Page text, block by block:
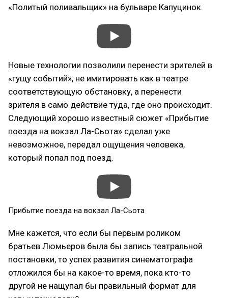
«Политый поливальщик» на бульваре Капуцинок.
Новые технологии позволили перенести зрителей в
«гущу событий», не имитировать как в театре
соответствующую обстановку, а перенести
зрителя в само действие туда, где оно происходит.
Следующий хорошо известный сюжет «Прибытие
поезда на вокзал Ла-Сьота» сделал уже
невозможное, передал ощущения человека,
который попал под поезд.
Прибытие поезда на вокзал Ла-Сьота
Мне кажется, что если бы первым роликом
братьев Люмьеров была бы запись театральной
постановки, то успех развития синематографа
отложился бы на какое-то время, пока кто-то
другой не нащупал бы правильный формат для